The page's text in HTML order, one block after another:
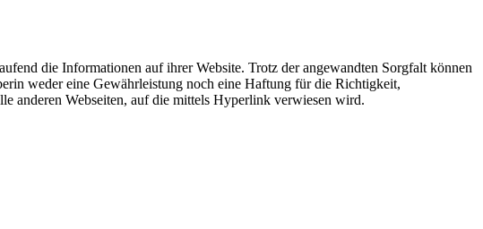
die Informationen auf ihrer Website. Trotz der angewandten Sorgfalt können
weder eine Gewährleistung noch eine Haftung für die Richtigkeit,
anderen Webseiten, auf die mittels Hyperlink verwiesen wird.